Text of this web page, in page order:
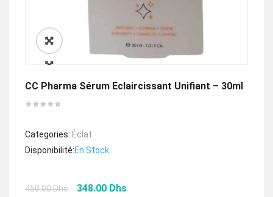
🔍
CC Pharma Sérum Eclaircissant Unifiant – 30ml
Categories: Éclat
Disponibilité:En Stock
450.00Dhs
Le348.00 Dhs